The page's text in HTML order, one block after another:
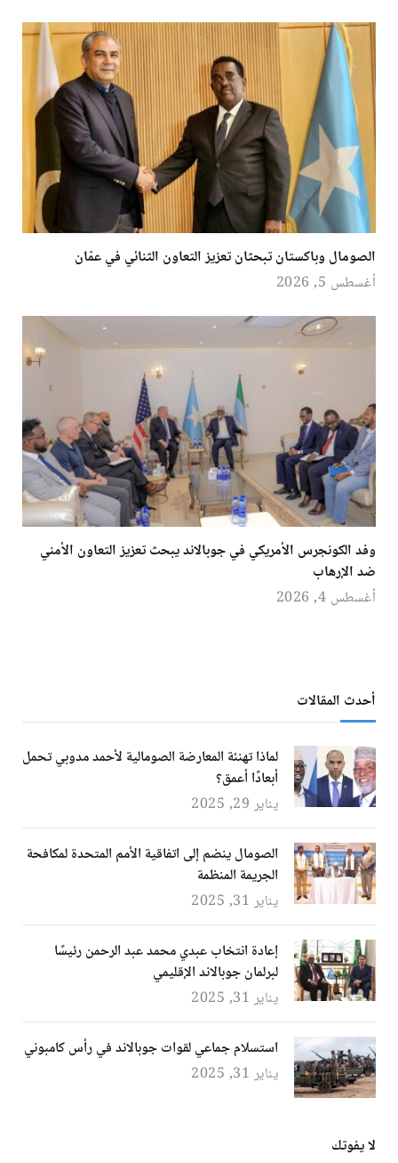
الصومال وباكستان تبحثان تعزيز التعاون الثنائي في عمّان
أغسطس 5, 2026
وفد الكونجرس الأمريكي في جوبالاند يبحث تعزيز التعاون الأمني
ضد الإرهاب
أغسطس 4, 2026
أحدث المقالات
لماذا تهنئة المعارضة الصومالية لأحمد مدوبي تحمل
أبعادًا أعمق؟
يناير 29, 2025
الصومال ينضم إلى اتفاقية الأمم المتحدة لمكافحة
الجريمة المنظمة
يناير 31, 2025
إعادة انتخاب عبدي محمد عبد الرحمن رئيسًا
لبرلمان جوبالاند الإقليمي
يناير 31, 2025
استسلام جماعي لقوات جوبالاند في رأس كامبوني
يناير 31, 2025
لا يفوتك